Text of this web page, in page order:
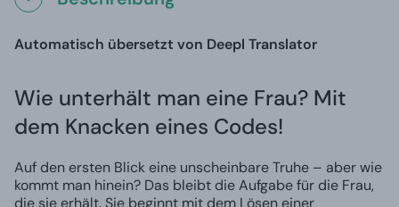
Automatisch übersetzt von Deepl Translator
Wie unterhält man eine Frau? Mit
dem Knacken eines Codes!
Auf den ersten Blick eine unscheinbare Truhe – aber wie
kommt man hinein? Das bleibt die Aufgabe für die Frau,
die sie erhält. Sie beginnt mit dem Lösen einer